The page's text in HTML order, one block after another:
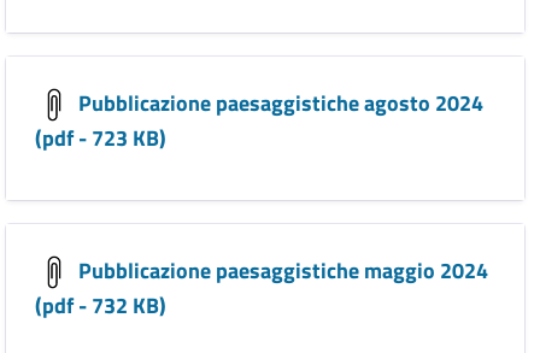
Pubblicazione paesaggistiche agosto 2024
(pdf - 723 KB)
Pubblicazione paesaggistiche maggio 2024
(pdf - 732 KB)